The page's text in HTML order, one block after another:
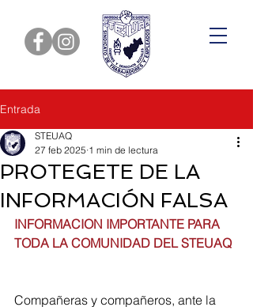
Entrada
PROTEGETE DE LA
INFORMACIÓN FALSA
STEUAQ
27 feb 2025 1 min de lectura
INFORMACION IMPORTANTE PARA
TODA LA COMUNIDAD DEL STEUAQ
Compañeras y compañeros, ante la